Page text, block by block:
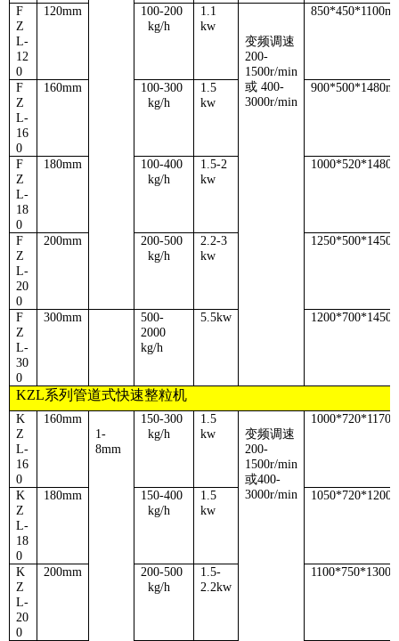
F
Z
L-
12
0
120mm
100-200
kg/h
1.1
kw
变频调速
200-
1500r/min
或 400-
3000r/min
F
Z
L-
16
0
160mm
100-300
kg/h
1.5
kw
F
Z
L-
18
0
180mm
100-400
kg/h
1.5-2
kw
F
Z
L-
20
0
200mm
200-500
kg/h
2.2-3
kw
F
Z
L-
30
0
300mm
500-
2000
kg/h
5.5kw
KZL系列管道式快速整粒机
K
Z
L-
16
0
160mm
1-
8mm
150-300
kg/h
1.5
kw
变频调速
200-
1500r/min
或400-
3000r/min
K
Z
L-
18
0
180mm
150-400
kg/h
1.5
kw
K
Z
L-
20
0
200mm
200-500
kg/h
1.5-
2.2kw